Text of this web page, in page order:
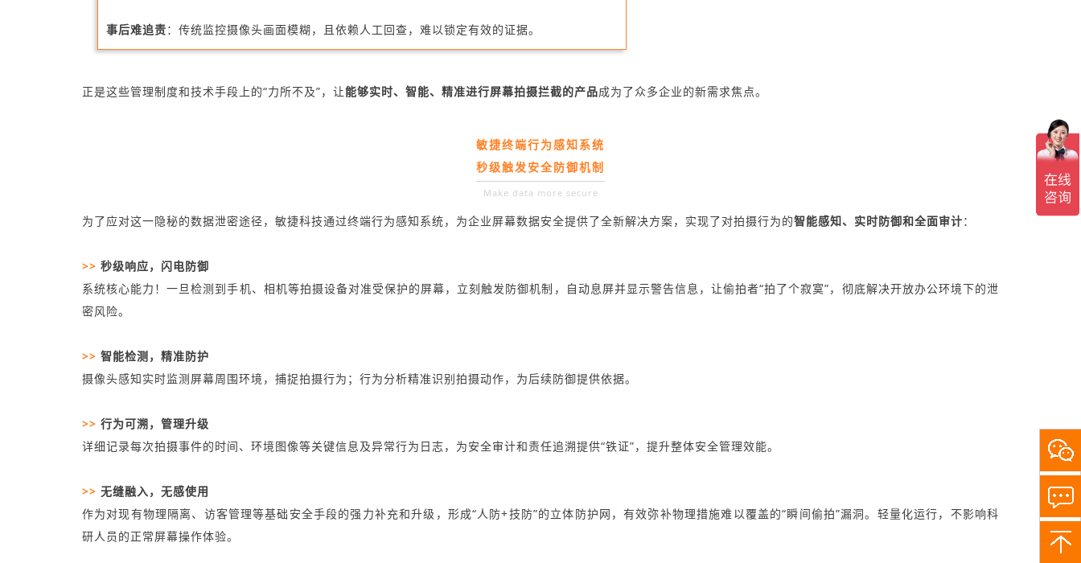
事后难追责：传统监控摄像头画面模糊，且依赖人工回查，难以锁定有效的证据。
正是这些管理制度和技术手段上的“力所不及”，让能够实时、智能、精准进行屏幕拍摄拦截的产品成为了众多企业的新需求焦点。
敏捷终端行为感知系统
秒级触发安全防御机制
Make data more secure
为了应对这一隐秘的数据泄密途径，敏捷科技通过终端行为感知系统，为企业屏幕数据安全提供了全新解决方案，实现了对拍摄行为的智能感知、实时防御和全面审计：
>> 秒级响应，闪电防御
系统核心能力！一旦检测到手机、相机等拍摄设备对准受保护的屏幕，立刻触发防御机制，自动息屏并显示警告信息，让偷拍者“拍了个寂寞”，彻底解决开放办公环境下的泄
密风险。
>> 智能检测，精准防护
摄像头感知实时监测屏幕周围环境，捕捉拍摄行为；行为分析精准识别拍摄动作，为后续防御提供依据。
>> 行为可溯，管理升级
详细记录每次拍摄事件的时间、环境图像等关键信息及异常行为日志，为安全审计和责任追溯提供“铁证”，提升整体安全管理效能。
>> 无缝融入，无感使用
作为对现有物理隔离、访客管理等基础安全手段的强力补充和升级，形成“人防+技防”的立体防护网，有效弥补物理措施难以覆盖的“瞬间偷拍”漏洞。轻量化运行，不影响科
研人员的正常屏幕操作体验。
小